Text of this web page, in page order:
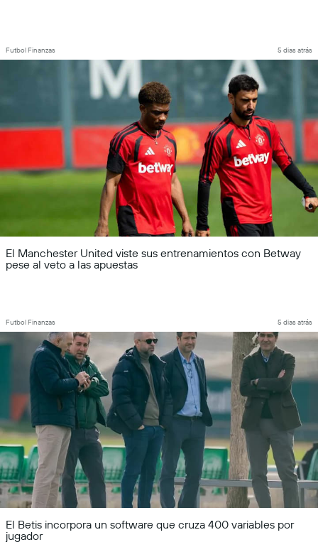
Futbol Finanzas 5 dias atrás
El Manchester United viste sus entrenamientos con Betway
pese al veto a las apuestas
Futbol Finanzas 5 dias atrás
El Betis incorpora un software que cruza 400 variables por
jugador